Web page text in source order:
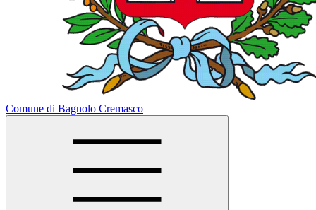
Comune di Bagnolo Cremasco